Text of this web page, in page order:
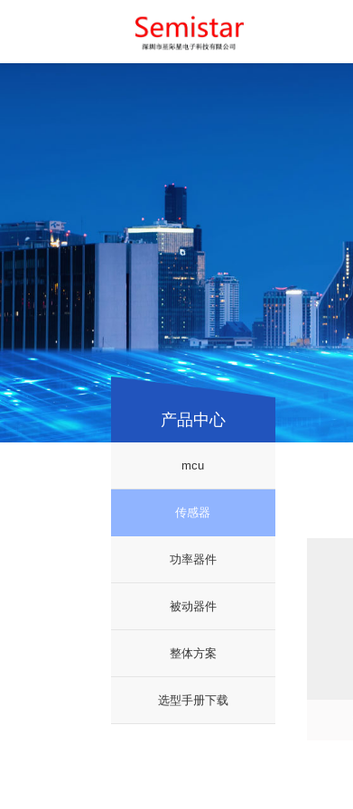
产品中心
mcu
传感器
功率器件
被动器件
整体方案
选型手册下载